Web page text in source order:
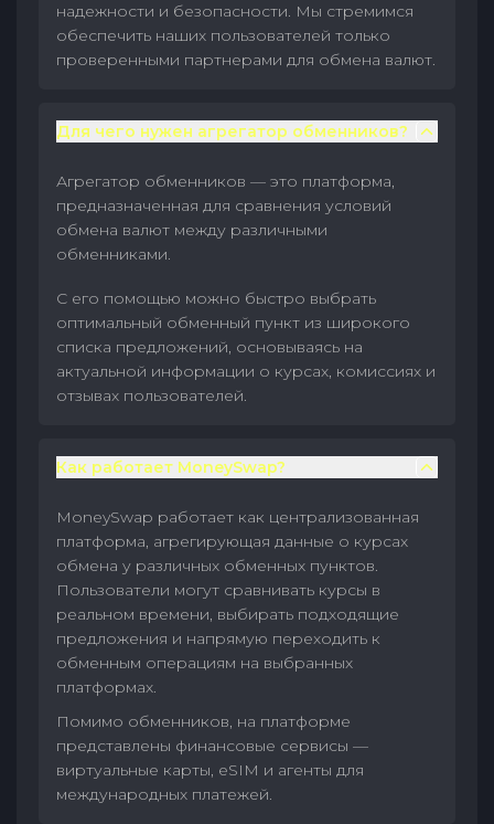
надежности и безопасности. Мы стремимся
обеспечить наших пользователей только
проверенными партнерами для обмена валют.
Для чего нужен агрегатор обменников?
Агрегатор обменников — это платформа,
предназначенная для сравнения условий
обмена валют между различными
обменниками.
С его помощью можно быстро выбрать
оптимальный обменный пункт из широкого
списка предложений, основываясь на
актуальной информации о курсах, комиссиях и
отзывах пользователей.
Как работает MoneySwap?
MoneySwap работает как централизованная
платформа, агрегирующая данные о курсах
обмена у различных обменных пунктов.
Пользователи могут сравнивать курсы в
реальном времени, выбирать подходящие
предложения и напрямую переходить к
обменным операциям на выбранных
платформах.
Помимо обменников, на платформе
представлены финансовые сервисы —
виртуальные карты, eSIM и агенты для
международных платежей.